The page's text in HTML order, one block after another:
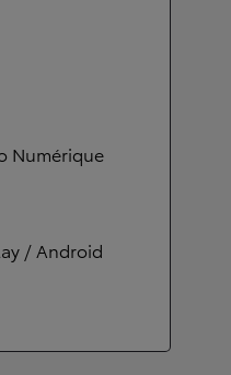
Numérique
/ Android